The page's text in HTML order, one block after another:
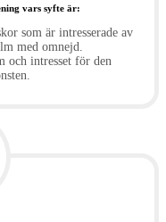
vars syfte är:
som är intresserade av
med omnejd.
och intresset för den